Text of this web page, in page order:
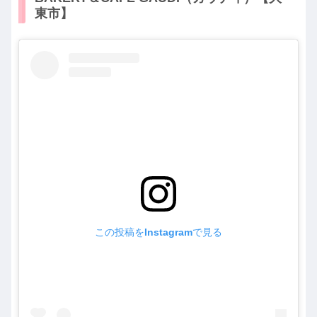
東市】
この投稿をInstagramで見る